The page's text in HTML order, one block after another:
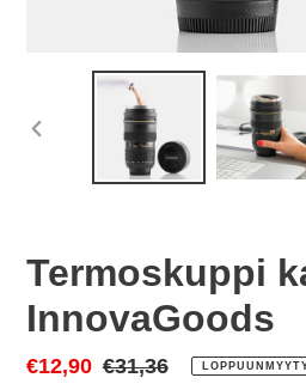
EDELLINEN
Termoskuppi
InnovaGoods
Myyntihinta
€12,90 Normaalihinta
€31,36